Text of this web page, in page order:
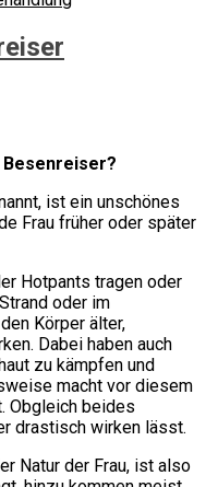
Besenreiser?
ist ein unschönes
Frau früher oder später
Hotpants tragen oder
oder im
Körper älter,
Dabei haben auch
zu kämpfen und
macht vor diesem
Obgleich beides
drastisch wirken lässt.
Natur der Frau, ist also